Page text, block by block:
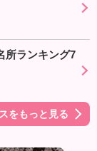
所ランキング7
をもっと見る